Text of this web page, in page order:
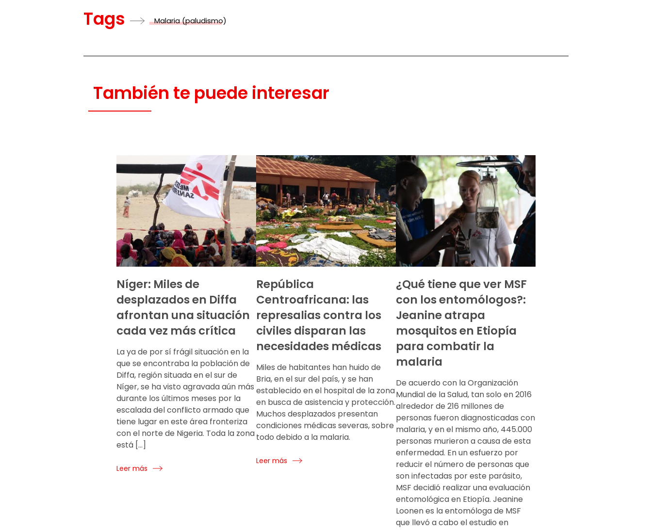
Tags Malaria (paludismo)
También te puede interesar
Níger: Miles de
desplazados en Diffa
afrontan una situación
cada vez más crítica
La ya de por sí frágil situación en la
que se encontraba la población de
Diffa, región situada en el sur de
Níger, se ha visto agravada aún más
durante los últimos meses por la
escalada del conflicto armado que
tiene lugar en este área fronteriza
con el norte de Nigeria. Toda la zona
está […]
Leer más
República
Centroafricana: las
represalias contra los
civiles disparan las
necesidades médicas
Miles de habitantes han huido de
Bria, en el sur del país, y se han
establecido en el hospital de la zona
en busca de asistencia y protección.
Muchos desplazados presentan
condiciones médicas severas, sobre
todo debido a la malaria.
Leer más
¿Qué tiene que ver MSF
con los entomólogos?:
Jeanine atrapa
mosquitos en Etiopía
para combatir la
malaria
De acuerdo con la Organización
Mundial de la Salud, tan solo en 2016
alrededor de 216 millones de
personas fueron diagnosticadas con
malaria, y en el mismo año, 445.000
personas murieron a causa de esta
enfermedad. En un esfuerzo por
reducir el número de personas que
son infectadas por este parásito,
MSF decidió realizar una evaluación
entomológica en Etiopía. Jeanine
Loonen es la entomóloga de MSF
que llevó a cabo el estudio en